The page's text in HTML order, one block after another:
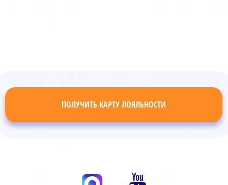
ПОЛУЧИТЬ КАРТУ ЛОЯЛЬНОСТИ